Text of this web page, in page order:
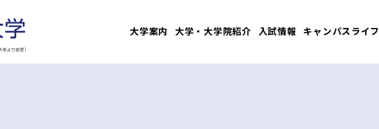
大学案内 大学・大学院紹介 入試情報 キャンパスライフ